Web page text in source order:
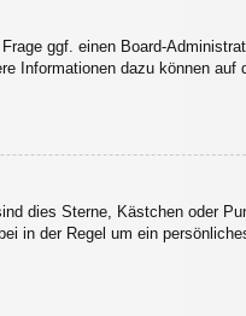
ggf. einen Board-
Informationen dazu können auf
dies Sterne, Kästchen oder
in der Regel um ein